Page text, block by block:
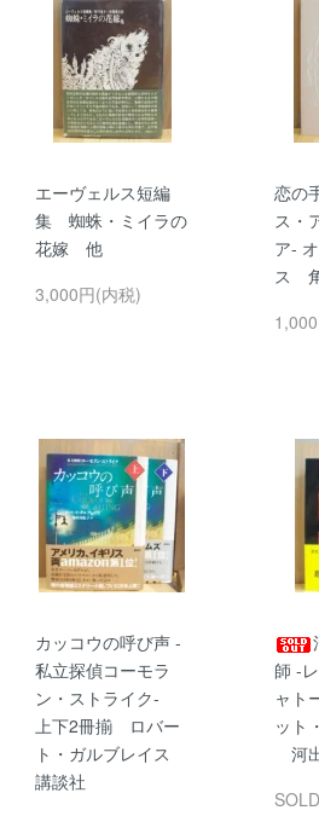
エーヴェルス短編
集 蜘蛛・ミイラの
花嫁 他
3,000円(内税)
恋の
ス・
ア-
ス
カッコウの呼び声 -
私立探偵コーモラ
ン・ストライク-
上下2冊揃 ロバー
ト・ガルブレイス
講談社
師 -
ャト
ット
河